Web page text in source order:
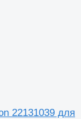
22131039 для